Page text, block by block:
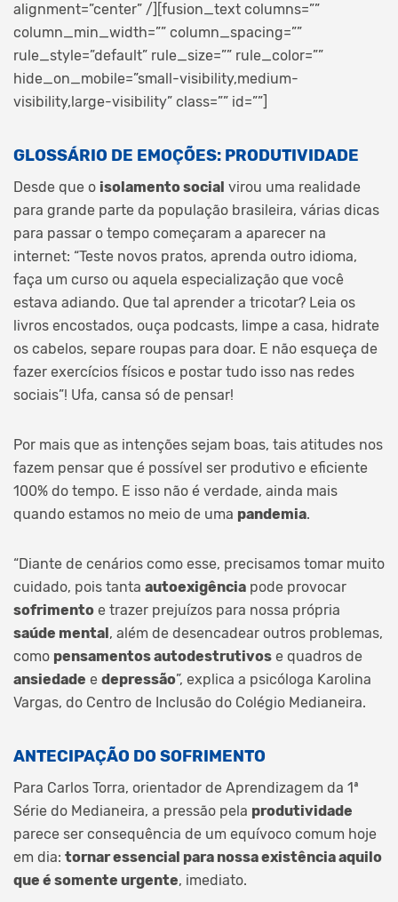
alignment=”center” /][fusion_text columns=””
column_min_width=”” column_spacing=””
rule_style=”default” rule_size=”” rule_color=””
hide_on_mobile=”small-visibility,medium-
visibility,large-visibility” class=”” id=””]
GLOSSÁRIO DE EMOÇÕES: PRODUTIVIDADE
Desde que o isolamento social virou uma realidade
para grande parte da população brasileira, várias dicas
para passar o tempo começaram a aparecer na
internet: “Teste novos pratos, aprenda outro idioma,
faça um curso ou aquela especialização que você
estava adiando. Que tal aprender a tricotar? Leia os
livros encostados, ouça podcasts, limpe a casa, hidrate
os cabelos, separe roupas para doar. E não esqueça de
fazer exercícios físicos e postar tudo isso nas redes
sociais”! Ufa, cansa só de pensar!
Por mais que as intenções sejam boas, tais atitudes nos
fazem pensar que é possível ser produtivo e eficiente
100% do tempo. E isso não é verdade, ainda mais
quando estamos no meio de uma pandemia.
“Diante de cenários como esse, precisamos tomar muito
cuidado, pois tanta autoexigência pode provocar
sofrimento e trazer prejuízos para nossa própria
saúde mental , além de desencadear outros problemas,
como pensamentos autodestrutivos e quadros de
ansiedade e depressão”, explica a psicóloga Karolina
Vargas, do Centro de Inclusão do Colégio Medianeira.
ANTECIPAÇÃO DO SOFRIMENTO
Para Carlos Torra, orientador de Aprendizagem da 1ª
Série do Medianeira, a pressão pela produtividade
parece ser consequência de um equívoco comum hoje
em dia: tornar essencial para nossa existência aquilo
que é somente urgente, imediato.